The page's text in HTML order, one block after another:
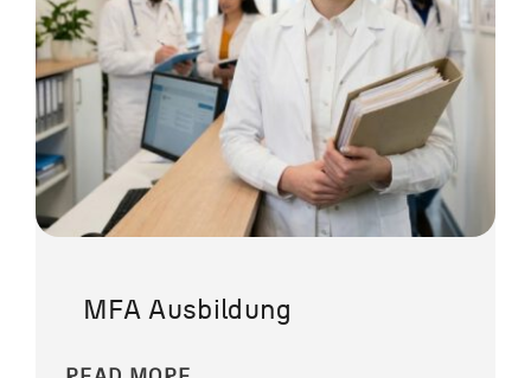
MFA Ausbildung